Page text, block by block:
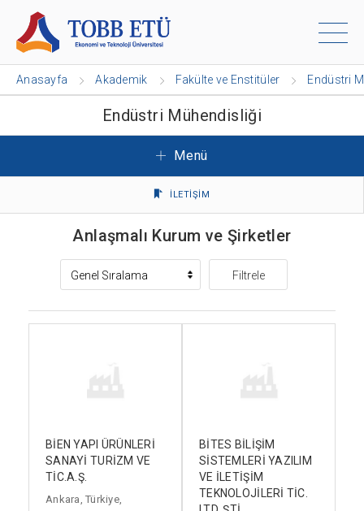
Anasayfa Akademik Fakülte ve Enstitüler Endüstri
Endüstri Mühendisliği
Menü
İLETİŞİM
Anlaşmalı Kurum ve Şirketler
Filtrele
BİEN YAPI ÜRÜNLERİ
SANAYİ TURİZM VE
TİC.A.Ş.
Ankara, Türkiye,
BİTES BİLİŞİM
SİSTEMLERİ YAZILIM
VE İLETİŞİM
TEKNOLOJİLERİ TİC.